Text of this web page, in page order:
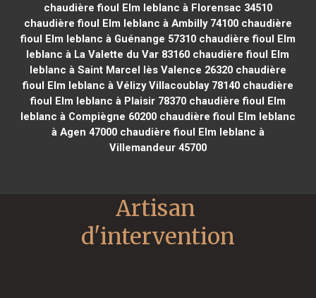
chaudière fioul Elm leblanc à Florensac 34510
chaudière fioul Elm leblanc à Ambilly 74100chaudière
fioul Elm leblanc à Guénange 57310chaudière fioul Elm
leblanc à La Valette du Var 83160 chaudière fioul Elm
leblanc à Saint Marcel lès Valence 26320chaudière
fioul Elm leblanc à Vélizy Villacoublay 78140chaudière
fioul Elm leblanc à Plaisir 78370chaudière fioul Elm
leblanc à Compiègne 60200chaudière fioul Elm leblanc
à Agen 47000chaudière fioul Elm leblanc à
Villemandeur 45700
Artisan
d'intervention